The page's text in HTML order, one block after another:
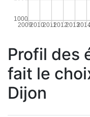
20092010201120122013
1000
Profil des
fait le
Dijon